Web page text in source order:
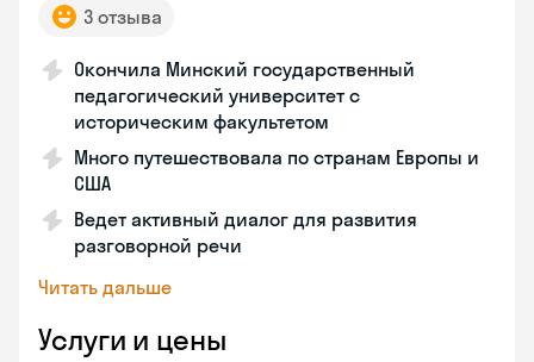
3 отзыва
Окончила Минский государственный
педагогический университет с
историческим факультетом
Много путешествовала по странам Европы и
США
Ведет активный диалог для развития
разговорной речи
Читать дальше
Услуги и цены